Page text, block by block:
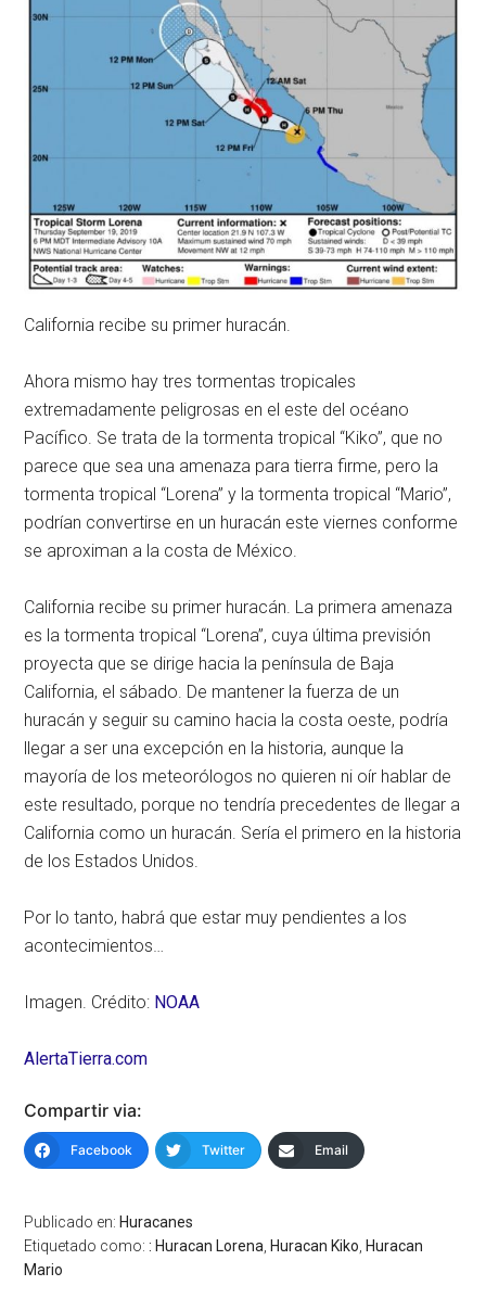
California recibe su primer huracán.
Ahora mismo hay tres tormentas tropicales
extremadamente peligrosas en el este del océano
Pacífico. Se trata de la tormenta tropical “Kiko”, que no
parece que sea una amenaza para tierra firme, pero la
tormenta tropical “Lorena” y la tormenta tropical “Mario”,
podrían convertirse en un huracán este viernes conforme
se aproximan a la costa de México.
California recibe su primer huracán. La primera amenaza
es la tormenta tropical “Lorena”, cuya última previsión
proyecta que se dirige hacia la península de Baja
California, el sábado. De mantener la fuerza de un
huracán y seguir su camino hacia la costa oeste, podría
llegar a ser una excepción en la historia, aunque la
mayoría de los meteorólogos no quieren ni oír hablar de
este resultado, porque no tendría precedentes de llegar a
California como un huracán. Sería el primero en la historia
de los Estados Unidos.
Por lo tanto, habrá que estar muy pendientes a los
acontecimientos…
Imagen. Crédito: NOAA
AlertaTierra.com
Compartir via:
Facebook Twitter Email
Publicado en: Huracanes
Etiquetado como:: Huracan Lorena Huracan Kiko Huracan
Mario